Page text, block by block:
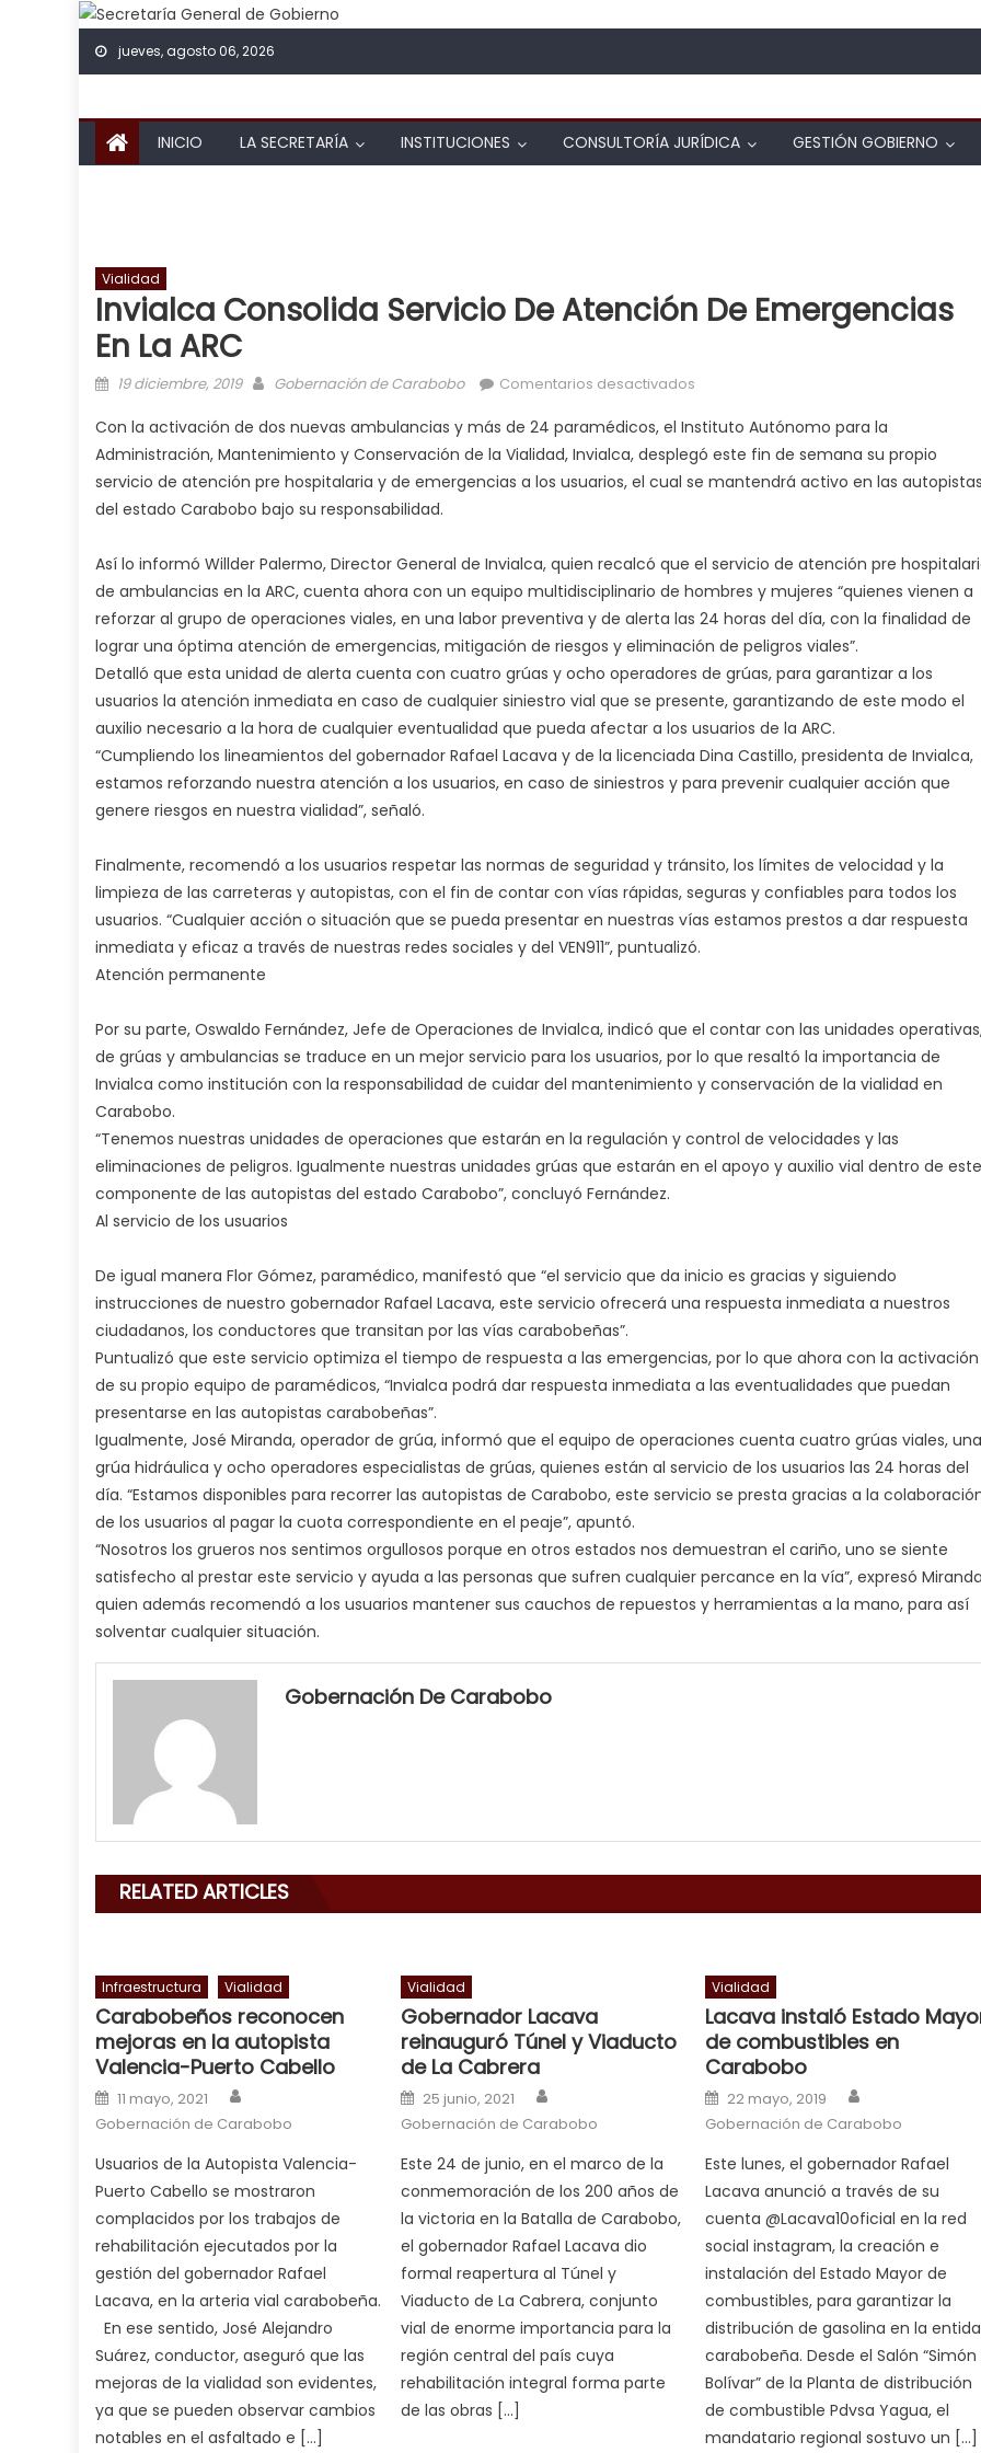
Skip to content
jueves, agosto 06, 2026
INICIO LA SECRETARÍA INSTITUCIONES CONSULTORÍA JURÍDICA GESTIÓN GOBIERNO
Vialidad
Invialca Consolida Servicio De Atención De Emergencias
En La ARC
Posted on
19 diciembre, 2019 Author
Gobernación de Carabobo Comentarios desactivados
Con la activación de dos nuevas ambulancias y más de 24 paramédicos, el Instituto Autónomo para la
Administración, Mantenimiento y Conservación de la Vialidad, Invialca, desplegó este fin de semana su propio
servicio de atención pre hospitalaria y de emergencias a los usuarios, el cual se mantendrá activo en las
del estado Carabobo bajo su responsabilidad.
Así lo informó Willder Palermo, Director General de Invialca, quien recalcó que el servicio de atención pre
de ambulancias en la ARC, cuenta ahora con un equipo multidisciplinario de hombres y mujeres “quienes vienen a
reforzar al grupo de operaciones viales, en una labor preventiva y de alerta las 24 horas del día, con la finalidad de
lograr una óptima atención de emergencias, mitigación de riesgos y eliminación de peligros viales”.
Detalló que esta unidad de alerta cuenta con cuatro grúas y ocho operadores de grúas, para garantizar a los
usuarios la atención inmediata en caso de cualquier siniestro vial que se presente, garantizando de este modo el
auxilio necesario a la hora de cualquier eventualidad que pueda afectar a los usuarios de la ARC.
“Cumpliendo los lineamientos del gobernador Rafael Lacava y de la licenciada Dina Castillo, presidenta de Invialca,
estamos reforzando nuestra atención a los usuarios, en caso de siniestros y para prevenir cualquier acción que
genere riesgos en nuestra vialidad”, señaló.
Finalmente, recomendó a los usuarios respetar las normas de seguridad y tránsito, los límites de velocidad y la
limpieza de las carreteras y autopistas, con el fin de contar con vías rápidas, seguras y confiables para todos los
usuarios. “Cualquier acción o situación que se pueda presentar en nuestras vías estamos prestos a dar respuesta
inmediata y eficaz a través de nuestras redes sociales y del VEN911”, puntualizó.
Atención permanente
Por su parte, Oswaldo Fernández, Jefe de Operaciones de Invialca, indicó que el contar con las unidades
de grúas y ambulancias se traduce en un mejor servicio para los usuarios, por lo que resaltó la importancia de
Invialca como institución con la responsabilidad de cuidar del mantenimiento y conservación de la vialidad en
Carabobo.
“Tenemos nuestras unidades de operaciones que estarán en la regulación y control de velocidades y las
eliminaciones de peligros. Igualmente nuestras unidades grúas que estarán en el apoyo y auxilio vial dentro de este
componente de las autopistas del estado Carabobo”, concluyó Fernández.
Al servicio de los usuarios
De igual manera Flor Gómez, paramédico, manifestó que “el servicio que da inicio es gracias y siguiendo
instrucciones de nuestro gobernador Rafael Lacava, este servicio ofrecerá una respuesta inmediata a nuestros
ciudadanos, los conductores que transitan por las vías carabobeñas”.
Puntualizó que este servicio optimiza el tiempo de respuesta a las emergencias, por lo que ahora con la activación
de su propio equipo de paramédicos, “Invialca podrá dar respuesta inmediata a las eventualidades que puedan
presentarse en las autopistas carabobeñas”.
Igualmente, José Miranda, operador de grúa, informó que el equipo de operaciones cuenta cuatro grúas viales, una
grúa hidráulica y ocho operadores especialistas de grúas, quienes están al servicio de los usuarios las 24 horas del
día. “Estamos disponibles para recorrer las autopistas de Carabobo, este servicio se presta gracias a la
de los usuarios al pagar la cuota correspondiente en el peaje”, apuntó.
“Nosotros los grueros nos sentimos orgullosos porque en otros estados nos demuestran el cariño, uno se siente
satisfecho al prestar este servicio y ayuda a las personas que sufren cualquier percance en la vía”, expresó
quien además recomendó a los usuarios mantener sus cauchos de repuestos y herramientas a la mano, para así
solventar cualquier situación.
my
neighbor
his
cum,
a
cuckold,
nice
milf
in
squirting,
क
लग
Gobernación De Carabobo
RELATED ARTICLES
Infraestructura Vialidad
Carabobeños reconocen
mejoras en la autopista
Valencia-Puerto Cabello
Posted on
11 mayo, 2021
Gobernación de Carabobo
Usuarios de la Autopista Valencia-
Puerto Cabello se mostraron
complacidos por los trabajos de
rehabilitación ejecutados por la
gestión del gobernador Rafael
Lacava, en la arteria vial carabobeña.
En ese sentido, José Alejandro
Suárez, conductor, aseguró que las
mejoras de la vialidad son evidentes,
ya que se pueden observar cambios
notables en el asfaltado e […]
Vialidad
Gobernador Lacava
reinauguró Túnel y Viaducto
de La Cabrera
Posted on
25 junio, 2021
Gobernación de Carabobo
Este 24 de junio, en el marco de la
conmemoración de los 200 años de
la victoria en la Batalla de Carabobo,
el gobernador Rafael Lacava dio
formal reapertura al Túnel y
Viaducto de La Cabrera, conjunto
vial de enorme importancia para la
región central del país cuya
rehabilitación integral forma parte
de las obras […]
Vialidad
Lacava instaló Estado
de combustibles en
Carabobo
Posted on
22 mayo, 2019
Gobernación de Carabobo
Este lunes, el gobernador Rafael
Lacava anunció a través de su
cuenta @Lacava10oficial en la red
social instagram, la creación e
instalación del Estado Mayor de
combustibles, para garantizar la
distribución de gasolina en la
carabobeña. Desde el Salón “Simón
Bolívar” de la Planta de distribución
de combustible Pdvsa Yagua, el
mandatario regional sostuvo un […]